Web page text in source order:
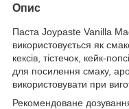
Опис
Паста Joypaste Vanilla
використовується як
кексів, тістечок, кейк-
для посилення смаку,
використовувати при
Рекомендоване